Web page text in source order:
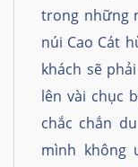
trong những
núi Cao Cát
khách sẽ
lên vài chục
chắc chắn
mình không